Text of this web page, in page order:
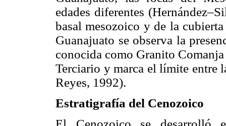
edades diferentes
basal mesozoico y de la
Guanajuato se observa la
conocida como Granito
Terciario y marca el límite entre
Reyes, 1992).
Estratigrafía del Cenozoico